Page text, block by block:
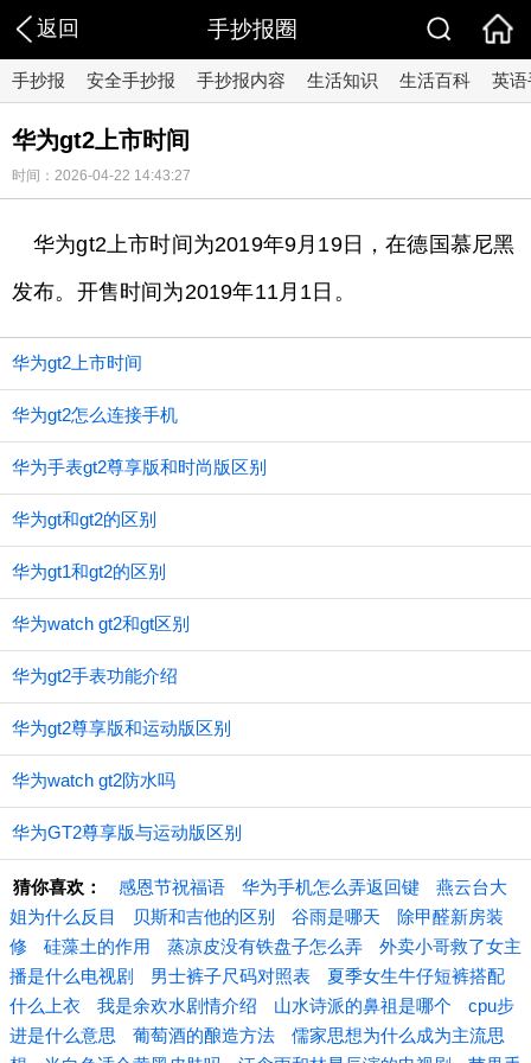
返回 手抄报圈
手抄报 安全手抄报 手抄报内容 生活知识 生活百科 英
华为gt2上市时间
时间：2026-04-22 14:43:27
华为gt2上市时间为2019年9月19日，在德国慕尼黑
发布。开售时间为2019年11月1日。
华为gt2上市时间
华为gt2怎么连接手机
华为手表gt2尊享版和时尚版区别
华为gt和gt2的区别
华为gt1和gt2的区别
华为watch gt2和gt区别
华为gt2手表功能介绍
华为gt2尊享版和运动版区别
华为watch gt2防水吗
华为GT2尊享版与运动版区别
猜你喜欢： 感恩节祝福语 华为手机怎么弄返回键
燕云台大
姐为什么反目
贝斯和吉他的区别 谷雨是哪天
除甲醛新房装
修
硅藻土的作用 蒸凉皮没有铁盘子怎么弄
外卖小哥救了女主
播是什么电视剧
男士裤子尺码对照表
夏季女生牛仔短裤搭配
什么上衣
我是余欢水剧情介绍 山水诗派的鼻祖是哪个
cpu步
进是什么意思
葡萄酒的酿造方法
儒家思想为什么成为主流思